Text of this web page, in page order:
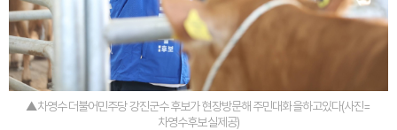
▲차영수 더불어민주당 강진군수 후보가 현장방문해 주민대화을하고있다(사진=
차영수후보실제공)